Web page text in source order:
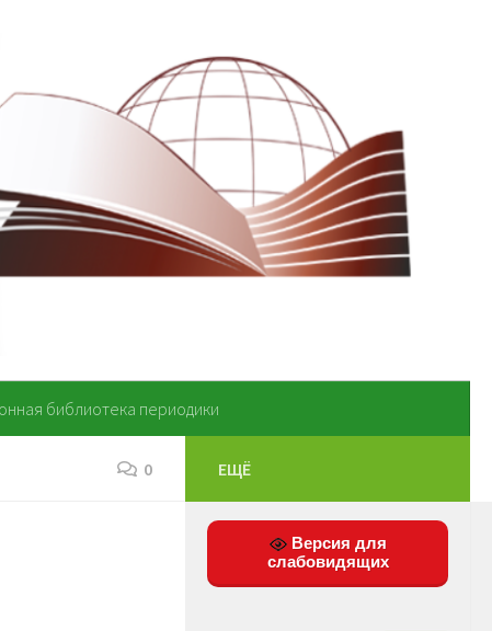
библиотека периодики
0 ЕЩЁ
Версия для
слабовидящих